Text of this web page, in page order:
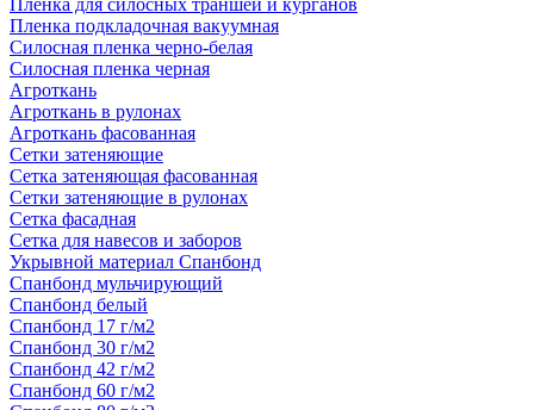
Пленка для силосных траншей и курганов
Пленка подкладочная вакуумная
Силосная пленка черно-белая
Силосная пленка черная
Агроткань
Агроткань в рулонах
Агроткань фасованная
Сетки затеняющие
Сетка затеняющая фасованная
Сетки затеняющие в рулонах
Сетка фасадная
Сетка для навесов и заборов
Укрывной материал Спанбонд
Спанбонд мульчирующий
Спанбонд белый
Спанбонд 17 г/м2
Спанбонд 30 г/м2
Спанбонд 42 г/м2
Спанбонд 60 г/м2